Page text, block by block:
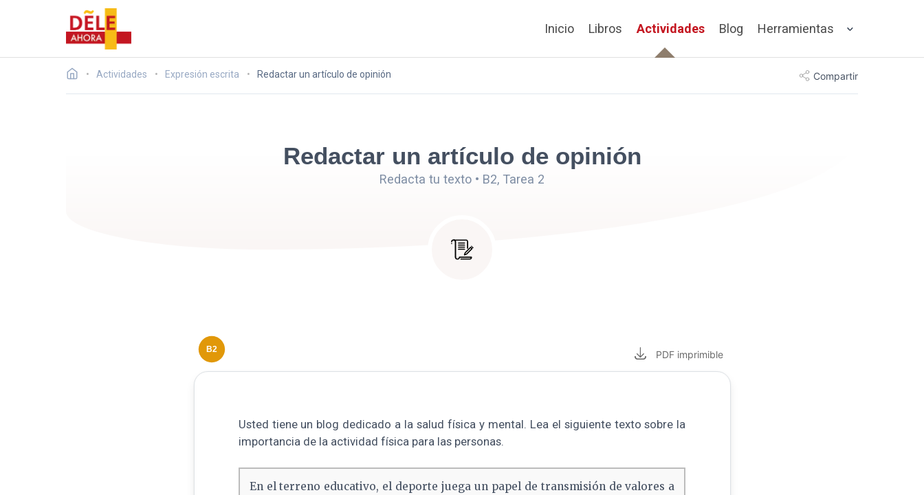
Inicio Libros Actividades Blog Herramientas
Actividades Expresión escrita Redactar un artículo de opinión Compartir
Redactar un artículo de opinión
Redacta tu texto • B2, Tarea 2
B2 PDFimprimible
Usted tiene un blog dedicado a la salud física y mental. Lea el siguiente texto sobre la
importancia de la actividad física para las personas.
En el terreno educativo, el deporte juega un papel de transmisión de valores a